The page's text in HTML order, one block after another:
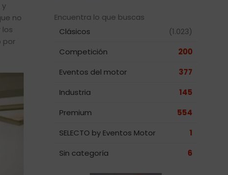
y
no
por
Encuentra lo que buscas
Clásicos
(1.023)
Competición
200
Eventos del motor
377
Industria
145
Premium
554
SELECTO by Eventos Motor
1
Sin categoría
6